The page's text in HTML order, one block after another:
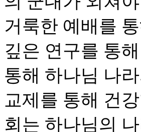
거룩한 예배를
깊은 연구를 통
통해 하나님 나
교제를 통해 건
회는 하나님의